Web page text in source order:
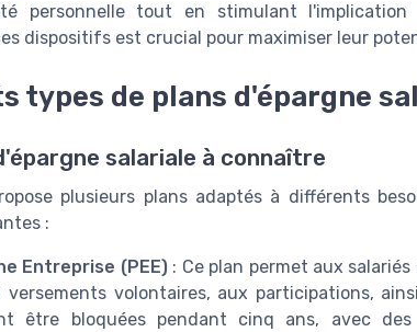
personnelle tout en stimulant l'implication
dispositifs est crucial pour maximiser leur
types de plans d'épargne
salariale à connaître
plusieurs plans adaptés à différents
:
Entreprise (PEE): Ce plan permet aux
volontaires, aux participations,
être bloquées pendant cinq ans, avec